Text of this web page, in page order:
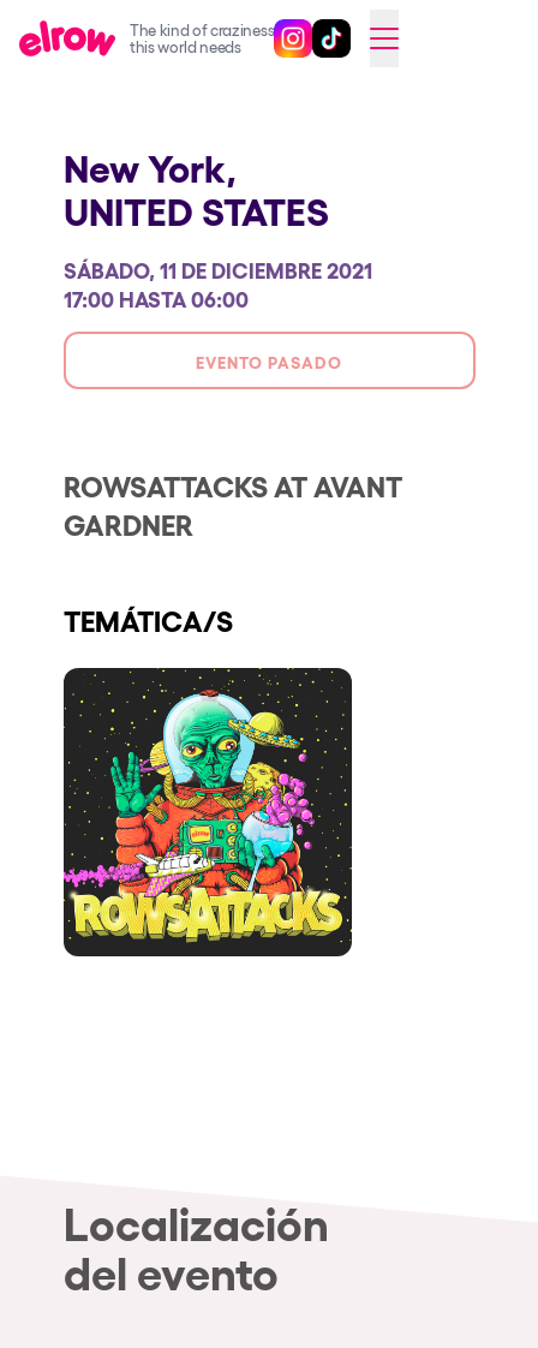
The kind of craziness
this world needs
Sigue @elrowofficial en
Sigue @elrowofficial en
SWITCH TO ENGLISH
elrow Ibiza x [UNVRS] 2026
elrow Town 2026
Snowrow Festival 2026
elrow Island 2026
elrow Shop
Espectáculos
Music
Sostenibilidad
¿Quieres trabajar con nosotros?
elrow News
Síguenos en tiktok
Síguenos en facebook
Síguenos en instagram
Síguenos en twitter
Síguenos en linkedin
Síguenos en youtube
Política de Privacidad
Política de Cookies
Aviso Legal
Política de Sostenibilidad
New York,
UNITED STATES
SÁBADO, 11 DE DICIEMBRE 2021
17:00 HASTA 06:00
EVENTO PASADO
ROWSATTACKS AT AVANT
GARDNER
TEMÁTICA/S
Localización
del evento